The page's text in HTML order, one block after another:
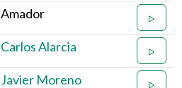
Amador
Carlos Alarcia
Javier Moreno